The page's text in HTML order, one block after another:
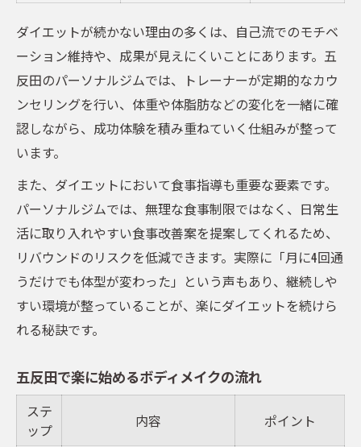
ダイエットが続かない理由の多くは、自己流でのモチベ
ーション維持や、成果が見えにくいことにあります。五
反田のパーソナルジムでは、トレーナーが定期的なカウ
ンセリングを行い、体重や体脂肪などの変化を一緒に確
認しながら、成功体験を積み重ねていく仕組みが整って
います。
また、ダイエットにおいて食事指導も重要な要素です。
パーソナルジムでは、無理な食事制限ではなく、日常生
活に取り入れやすい食事改善案を提案してくれるため、
リバウンドのリスクを低減できます。実際に「月に4回通
うだけでも体型が変わった」という声もあり、継続しや
すい環境が整っていることが、楽にダイエットを続けら
れる秘訣です。
五反田で楽に始めるボディメイクの流れ
ステ
ップ
内容 ポイント